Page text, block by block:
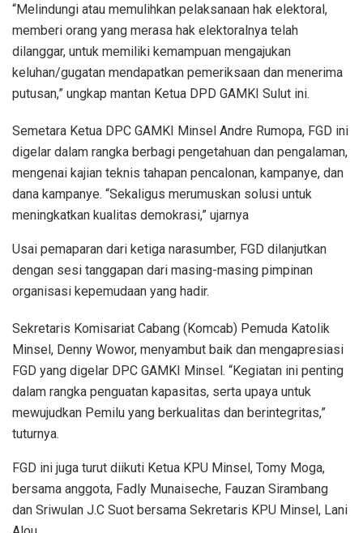
“Melindungi atau memulihkan pelaksanaan hak elektoral,
memberi orang yang merasa hak elektoralnya telah
dilanggar, untuk memiliki kemampuan mengajukan
keluhan/gugatan mendapatkan pemeriksaan dan menerima
putusan,” ungkap mantan Ketua DPD GAMKI Sulut ini.
Semetara Ketua DPC GAMKI Minsel Andre Rumopa, FGD ini
digelar dalam rangka berbagi pengetahuan dan pengalaman,
mengenai kajian teknis tahapan pencalonan, kampanye, dan
dana kampanye. “Sekaligus merumuskan solusi untuk
meningkatkan kualitas demokrasi,” ujarnya
Usai pemaparan dari ketiga narasumber, FGD dilanjutkan
dengan sesi tanggapan dari masing-masing pimpinan
organisasi kepemudaan yang hadir.
Sekretaris Komisariat Cabang (Komcab) Pemuda Katolik
Minsel, Denny Wowor, menyambut baik dan mengapresiasi
FGD yang digelar DPC GAMKI Minsel. “Kegiatan ini penting
dalam rangka penguatan kapasitas, serta upaya untuk
mewujudkan Pemilu yang berkualitas dan berintegritas,”
tuturnya.
FGD ini juga turut diikuti Ketua KPU Minsel, Tomy Moga,
bersama anggota, Fadly Munaiseche, Fauzan Sirambang
dan Sriwulan J.C Suot bersama Sekretaris KPU Minsel, Lani